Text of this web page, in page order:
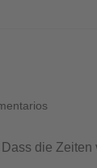
die